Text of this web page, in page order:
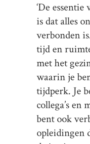
‘De
is dat alles
verbonden
tijd en
met het
waarin je
tijdperk. Je
collega’s en
bent ook
opleidingen